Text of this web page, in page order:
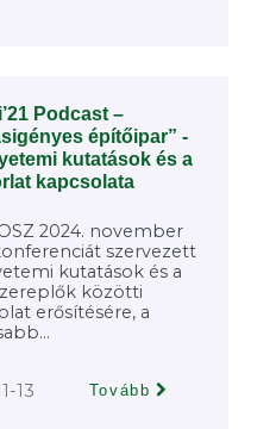
Podcast –
építőipar” -
kutatások és a
kapcsolata
2024. november
szervezett
kutatások és a
közötti
erősítésére, a
13 Tovább